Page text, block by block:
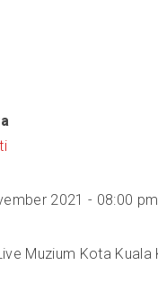
2021 - 08:00 pm
Muzium Kota Kuala